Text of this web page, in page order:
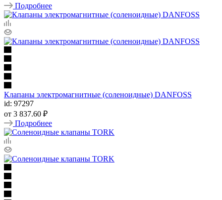
Подробнее
Клапаны электромагнитные (соленоидные) DANFOSS
id: 97297
от 3 837.60 ₽
Подробнее